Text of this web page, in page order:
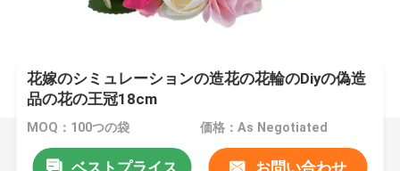
花嫁のシミュレーションの造花の花輪のDiyの偽造
品の花の王冠18cm
MOQ：100つの袋 価格：As Negotiated
ベストプライス お問い合わせ